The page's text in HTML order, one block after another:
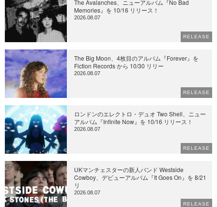
The Avalanches、ニューアルバム『No Bad
Memories』を 10/16 リリース！
2026.08.07
RELEASE
The Big Moon、4枚目のアルバム『Forever』を
Fiction Records から 10/30 リリー
2026.08.07
RELEASE
ロンドンのエレクトロ・デュオ Two Shell、ニュー
アルバム『Infinite Now』を 10/16 リリース！
2026.08.07
RELEASE
UKマンチェスターの新人バンド Westside
Cowboy、デビューアルバム『It Goes On』を 8/21
リ
2026.08.07
RELEASE